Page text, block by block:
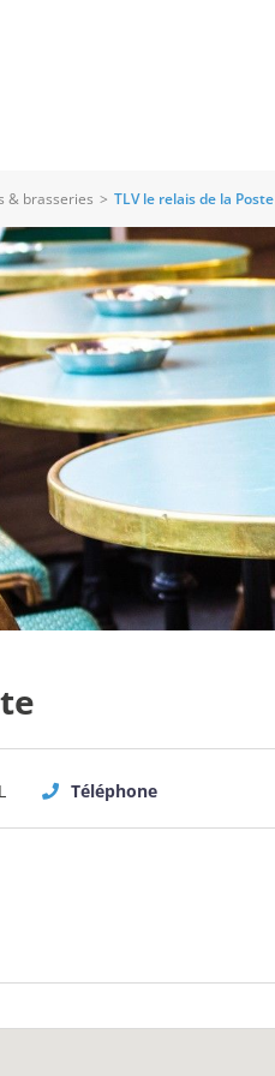
& brasseries > TLV le relais de la Poste
Téléphone